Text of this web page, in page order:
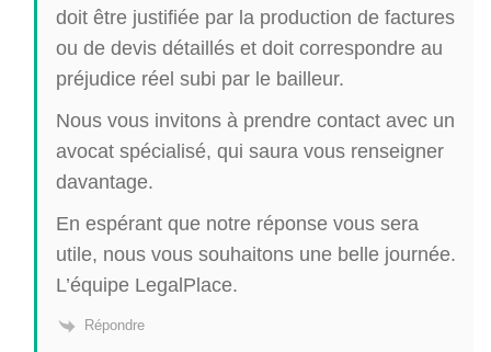
doit être justifiée par la production de factures
ou de devis détaillés et doit correspondre au
préjudice réel subi par le bailleur.
Nous vous invitons à prendre contact avec un
avocat spécialisé, qui saura vous renseigner
davantage.
En espérant que notre réponse vous sera
utile, nous vous souhaitons une belle journée.
L’équipe LegalPlace.
Répondre